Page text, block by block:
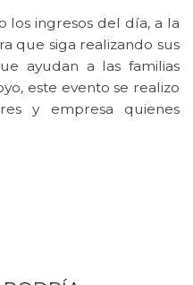
los ingresos del día, a la
que siga realizando sus
ayudan a las familias
este evento se realizo
y empresa quienes